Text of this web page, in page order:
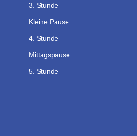
3. Stunde
Kleine Pause
4. Stunde
Mittagspause
5. Stunde